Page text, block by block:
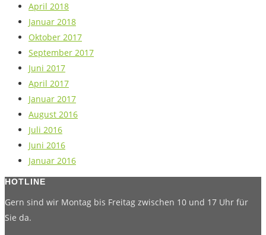
April 2018
Januar 2018
Oktober 2017
September 2017
Juni 2017
April 2017
Januar 2017
August 2016
Juli 2016
Juni 2016
Januar 2016
HOTLINE
Gern sind wir Montag bis Freitag zwischen 10 und 17 Uhr für
Sie da.